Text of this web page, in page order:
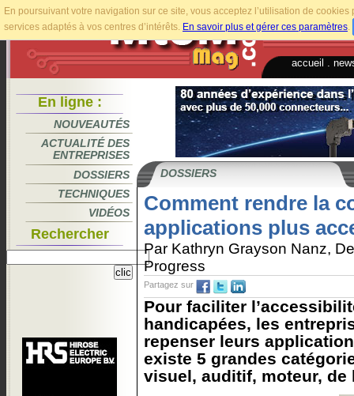
En poursuivant votre navigation sur ce site, vous acceptez l’utilisation de
services adaptés à vos centres d’intérêts. En savoir plus et gérer ces paramètres.
accueil
En ligne :
NOUVEAUTÉS
ACTUALITÉ DES
ENTREPRISES
DOSSIERS
TECHNIQUES
VIDÉOS
Rechercher
DOSSIERS
Comment rendre la
applications plus
Par Kathryn Grayson Nanz,
Progress
Partagez sur
Pour faciliter
handicapées, les
repenser leurs
existe 5 grandes
visuel, auditif, moteur,